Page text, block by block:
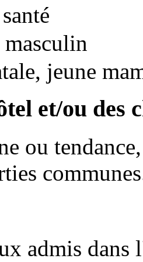
jeune
et/ou des
ou
admis dans